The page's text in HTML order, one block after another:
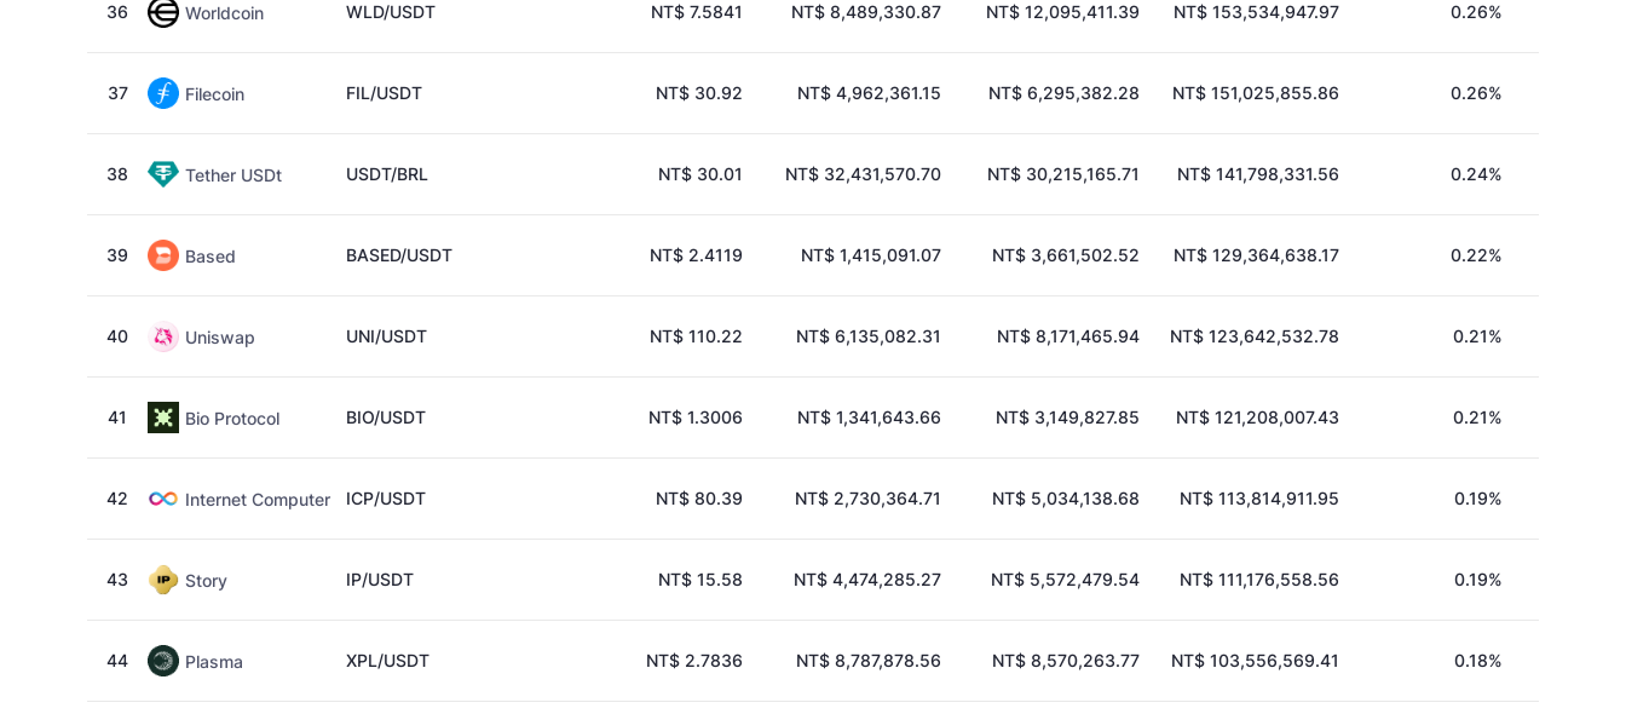
36 Worldcoin WLD/USDT NT$ 7.5841 NT$ 8,489,330.87 NT$ 12,095,411.39 NT$ 153,534,947.97 0.26%
37 Filecoin FIL/USDT NT$ 30.92 NT$ 4,962,361.15 NT$ 6,295,382.28 NT$ 151,025,855.86 0.26%
38 Tether USDt USDT/BRL NT$ 30.01 NT$ 32,431,570.70 NT$ 30,215,165.71 NT$ 141,798,331.56 0.24%
39 Based BASED/USDT NT$ 2.4119 NT$ 1,415,091.07 NT$ 3,661,502.52 NT$ 129,364,638.17 0.22%
40 Uniswap UNI/USDT NT$ 110.22 NT$ 6,135,082.31 NT$ 8,171,465.94 NT$ 123,642,532.78 0.21%
41 Bio Protocol BIO/USDT NT$ 1.3006 NT$ 1,341,643.66 NT$ 3,149,827.85 NT$ 121,208,007.43 0.21%
42 Internet Computer ICP/USDT NT$ 80.39 NT$ 2,730,364.71 NT$ 5,034,138.68 NT$ 113,814,911.95 0.19%
43 Story IP/USDT NT$ 15.58 NT$ 4,474,285.27 NT$ 5,572,479.54 NT$ 111,176,558.56 0.19%
44 Plasma XPL/USDT NT$ 2.7836 NT$ 8,787,878.56 NT$ 8,570,263.77 NT$ 103,556,569.41 0.18%